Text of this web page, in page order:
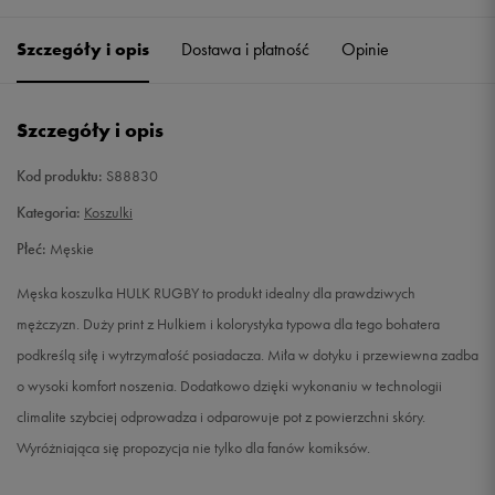
M Powiadom o dostępności
XXL Powiadom o dostępności
Szczegóły i opis Dostawa i płatność Opinie
Szczegóły i opis
Kod produktu: S88830
Kategoria: Koszulki
Płeć: Męskie
Męska koszulka HULK RUGBY to produkt idealny dla prawdziwych
mężczyzn. Duży print z Hulkiem i kolorystyka typowa dla tego bohatera
podkreślą siłę i wytrzymałość posiadacza. Miła w dotyku i przewiewna zadba
o wysoki komfort noszenia. Dodatkowo dzięki wykonaniu w technologii
climalite szybciej odprowadza i odparowuje pot z powierzchni skóry.
Wyróżniająca się propozycja nie tylko dla fanów komiksów.